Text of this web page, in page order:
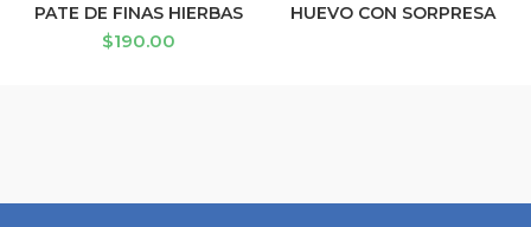
PATE DE FINAS HIERBAS
$190.00
HUEVO CON SORPRESA